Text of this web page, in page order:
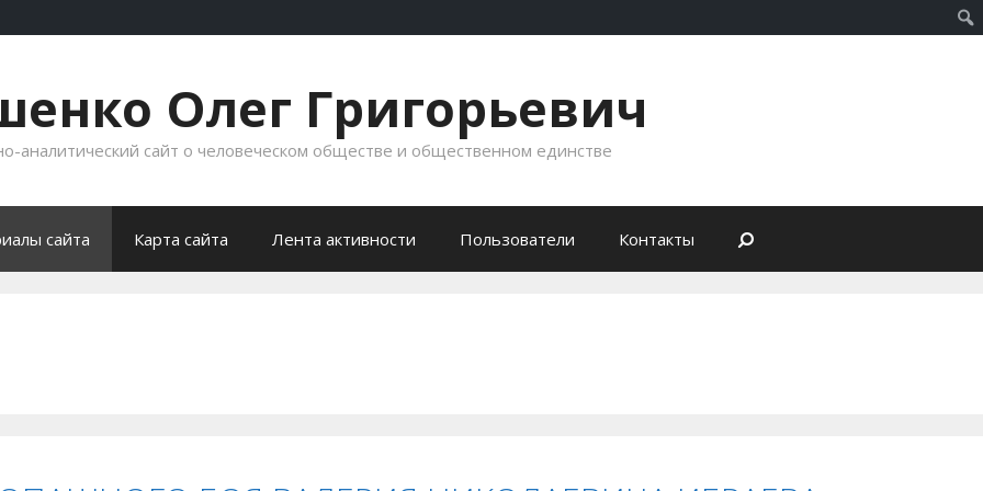
Олег Григорьевич
аналитический сайт о человеческом обществе и общественном единстве
сайта Карта сайта Лента активности Пользователи Контакты